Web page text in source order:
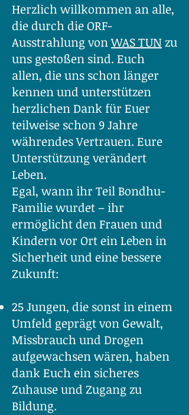
Herzlich willkommen an alle,
die durch die ORF-
Ausstrahlung vonWAS TUN zu
uns gestoßen sind. Euch
allen, die uns schon länger
kennen und unterstützen
herzlichen Dank für Euer
teilweise schon 9 Jahre
währendes Vertrauen. Eure
Unterstützung verändert
Leben.
Egal, wann ihr Teil Bondhu-
Familie wurdet – ihr
ermöglicht den Frauen und
Kindern vor Ort ein Leben in
Sicherheit und eine bessere
Zukunft:
25 Jungen, die sonst in einem
Umfeld geprägt von Gewalt,
Missbrauch und Drogen
aufgewachsen wären, haben
dank Euch ein sicheres
Zuhause und Zugang zu
Bildung.